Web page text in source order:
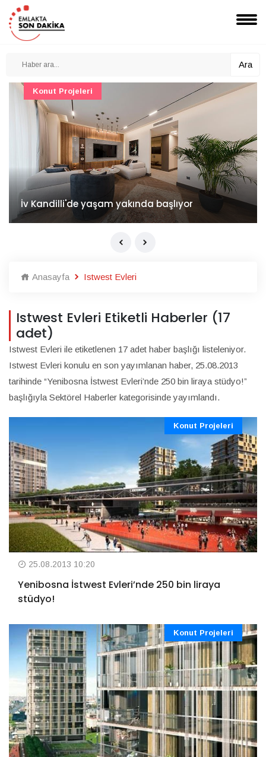
Ara
İv Kandilli'de yaşam yakında başlıyor
Konut Projeleri
Anasayfa Istwest Evleri
Istwest Evleri Etiketli Haberler (17
adet)
Istwest Evleri ile etiketlenen 17 adet haber başlığı listeleniyor.
Istwest Evleri konulu en son yayımlanan haber, 25.08.2013
tarihinde “Yenibosna İstwest Evleri’nde 250 bin liraya stüdyo!”
başlığıyla Sektörel Haberler kategorisinde yayımlandı.
Konut Projeleri
25.08.2013 10:20
Yenibosna İstwest Evleri’nde 250 bin liraya
stüdyo!
Konut Projeleri